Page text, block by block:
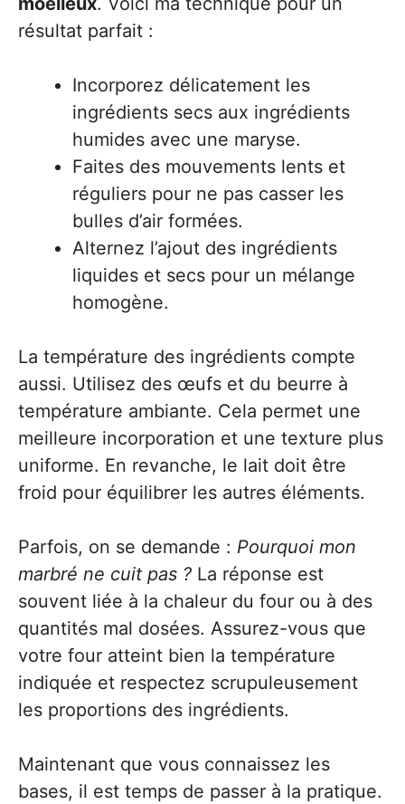
résultat parfait :
Incorporez délicatement les
ingrédients secs aux ingrédients
humides avec une maryse.
Faites des mouvements lents et
réguliers pour ne pas casser les
bulles d’air formées.
Alternez l’ajout des ingrédients
liquides et secs pour un mélange
homogène.
La température des ingrédients compte
aussi. Utilisez des œufs et du beurre à
température ambiante. Cela permet une
meilleure incorporation et une texture plus
uniforme. En revanche, le lait doit être
froid pour équilibrer les autres éléments.
Parfois, on se demande : Pourquoi mon
marbré ne cuit pas ? La réponse est
souvent liée à la chaleur du four ou à des
quantités mal dosées. Assurez-vous que
votre four atteint bien la température
indiquée et respectez scrupuleusement
les proportions des ingrédients.
Maintenant que vous connaissez les
bases, il est temps de passer à la pratique.